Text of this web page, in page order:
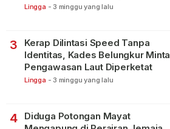
Lingga - 3 minggu yang lalu
3
Kerap Dilintasi Speed Tanpa
Identitas, Kades Belungkur Minta
Pengawasan Laut Diperketat
Lingga - 3 minggu yang lalu
4
Diduga Potongan Mayat